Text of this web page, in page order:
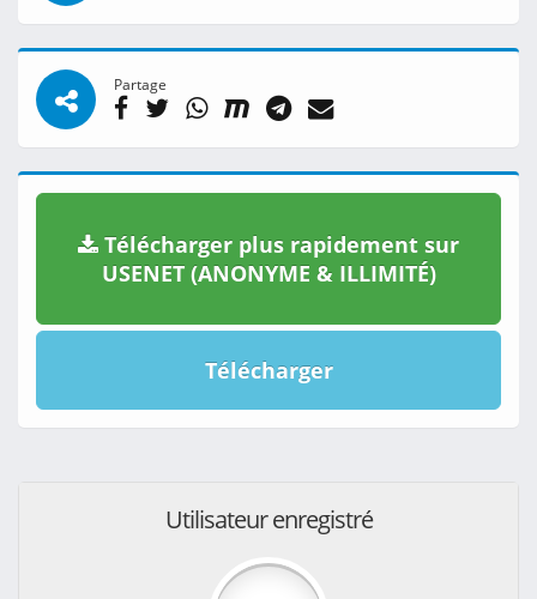
Partage
Télécharger plus rapidement sur
USENET (ANONYME & ILLIMITÉ)
Télécharger
Utilisateur enregistré